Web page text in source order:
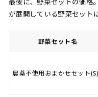
が展開している野菜セット
野菜セット名
農薬不使用おまかせセット(S)